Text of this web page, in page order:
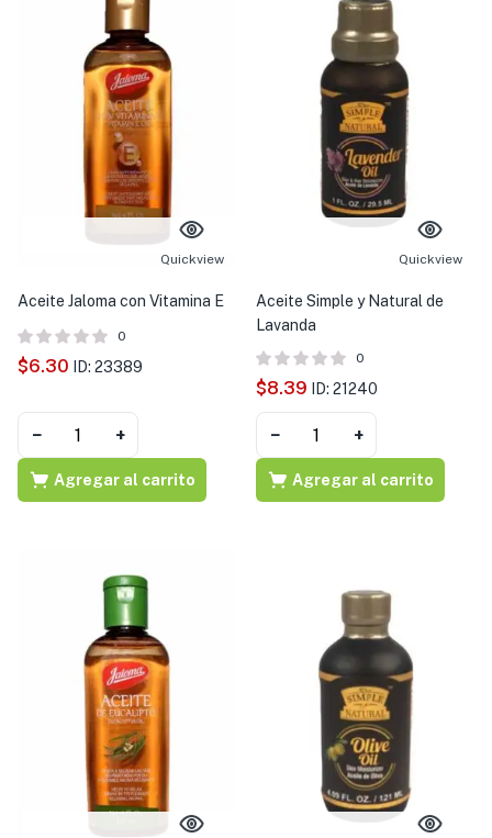
Quickview
Aceite Jaloma con Vitamina E
0
$6.30 ID: 23389
− +
Agregar al carrito
Quickview
Aceite Simple y Natural de
Lavanda
0
$8.39 ID: 21240
− +
Agregar al carrito